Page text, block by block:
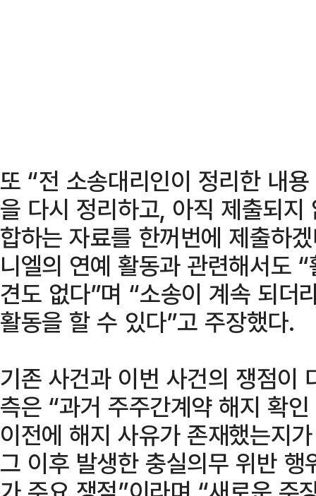
또 “전 소송대리인이 정리한 내
을 다시 정리하고, 아직 제출되
합하는 자료를 한꺼번에 제출하
니엘의 연예 활동과 관련해서도
견도 없다”며 “소송이 계속 되더
활동을 할 수 있다”고 주장했다.
기존 사건과 이번 사건의 쟁점이
측은 “과거 주주간계약 해지 확
이전에 해지 사유가 존재했는지
그 이후 발생한 충실의무 위반